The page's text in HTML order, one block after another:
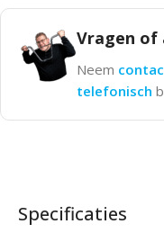
Vragen of
Neem
telefonisch
Specificaties